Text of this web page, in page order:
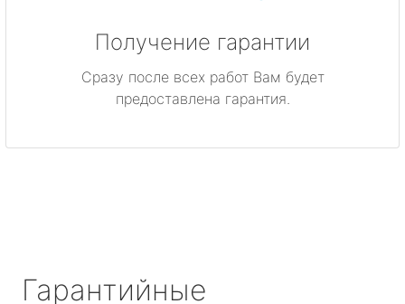
Получение гарантии
Сразу после всех работ Вам будет
предоставлена гарантия.
Гарантийные